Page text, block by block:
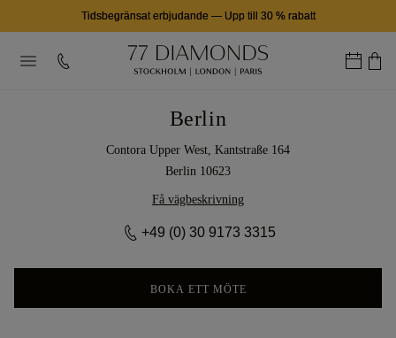
Tidsbegränsat erbjudande — Upp till 30 % rabatt
Berlin
Contora Upper West, Kantstraße 164
Berlin 10623
Få vägbeskrivning
+49 (0) 30 9173 3315
BOKA ETT MÖTE